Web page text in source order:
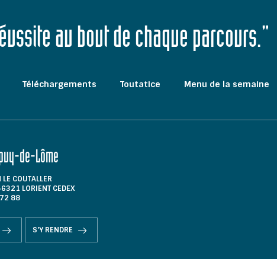
au bout de chaque parcours."
Téléchargements Toutatice Menu de la semaine
de-Lôme
COUTALLER
LORIENT CEDEX
88
S'Y RENDRE